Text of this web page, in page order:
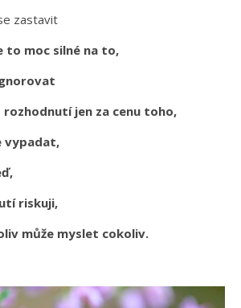
zastavit
to moc silné na to,
rozhodnutí jen za cenu toho,
vypadat,
riskuji,
může myslet cokoliv.